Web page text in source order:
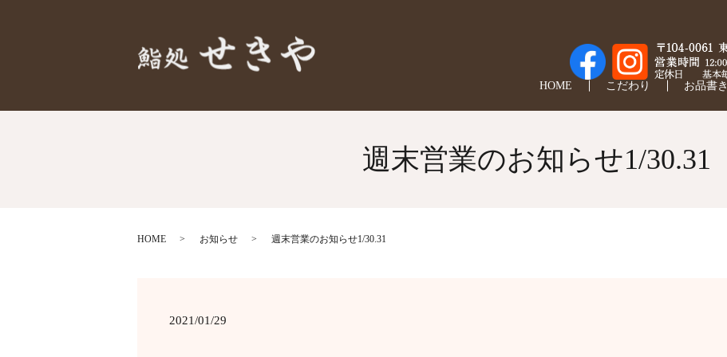
HOME こだわり お品書き
週末営業のお知らせ1/30.31
HOME お知らせ 週末営業のお知らせ1/30.31
2021/01/29